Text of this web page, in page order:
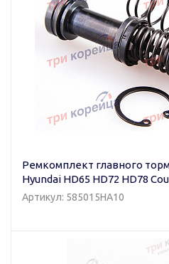
Ремкомплект главного
Hyundai HD65 HD72 HD78
Артикул: 585015HA10